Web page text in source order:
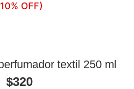
OFF)
textil 250 ml
$320